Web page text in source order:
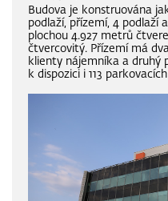
Budova je konstruována
podlaží, přízemí, 4 podlaží
plochou 4.927 metrů
čtvercovitý. Přízemí má
klienty nájemníka a druhý
k dispozici i 113